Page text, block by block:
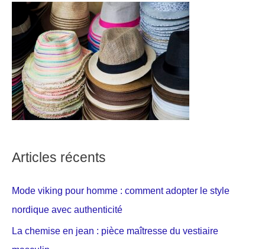
Articles récents
Mode viking pour homme : comment adopter le style
nordique avec authenticité
La chemise en jean : pièce maîtresse du vestiaire